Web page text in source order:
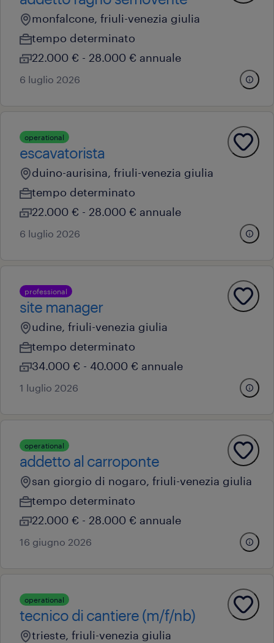
monfalcone, friuli-venezia giulia
tempo determinato
22.000 € - 28.000 € annuale
6 luglio 2026
operational
escavatorista
duino-aurisina, friuli-venezia giulia
tempo determinato
22.000 € - 28.000 € annuale
6 luglio 2026
professional
site manager
udine, friuli-venezia giulia
tempo determinato
34.000 € - 40.000 € annuale
1 luglio 2026
operational
addetto al carroponte
san giorgio di nogaro, friuli-venezia giulia
tempo determinato
22.000 € - 28.000 € annuale
16 giugno 2026
operational
tecnico di cantiere (m/f/nb)
trieste, friuli-venezia giulia